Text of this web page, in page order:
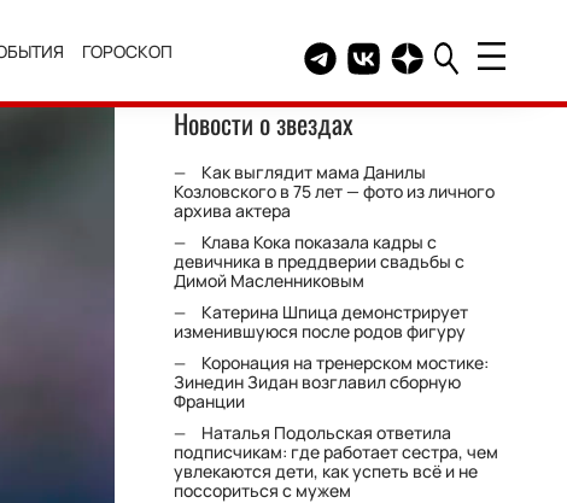
ГОРОСКОП Telegram канал HELLO
Группа HELLO
Канал HELLO в
Новости о звездах
Как выглядит мама Данилы
Козловского в 75 лет — фото из личного
архива актера
Клава Кока показала кадры с
девичника в преддверии свадьбы с
Димой Масленниковым
Катерина Шпица демонстрирует
изменившуюся после родов фигуру
Коронация на тренерском мостике:
Зинедин Зидан возглавил сборную
Франции
Наталья Подольская ответила
подписчикам: где работает сестра, чем
увлекаются дети, как успеть всё и не
поссориться с мужем